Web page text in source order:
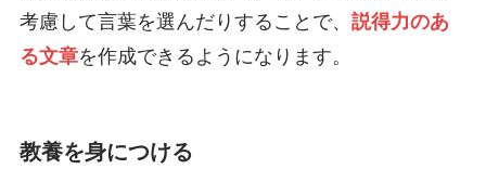
考慮して言葉を選んだりすることで、 説得力のあ
る文章を作成できるようになります。
教養を身につける